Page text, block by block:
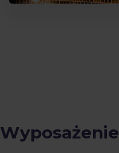
Wyposażenie